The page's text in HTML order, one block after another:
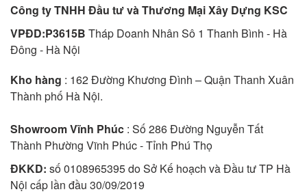
Công ty TNHH Đầu tư và Thương Mại Xây Dựng KSC
VPĐD:P3615B Tháp Doanh Nhân Sô 1 Thanh Bình - Hà
Đông - Hà Nội
Kho hàng : 162 Đường Khương Đình – Quận Thanh Xuân
Thành phố Hà Nội.
Showroom Vĩnh Phúc : Số 286 Đường Nguyễn Tất
Thành Phường Vĩnh Phúc - Tỉnh Phú Thọ
ĐKKD: số 0108965395 do Sở Kế hoạch và Đầu tư TP Hà
Nội cấp lần đầu 30/09/2019